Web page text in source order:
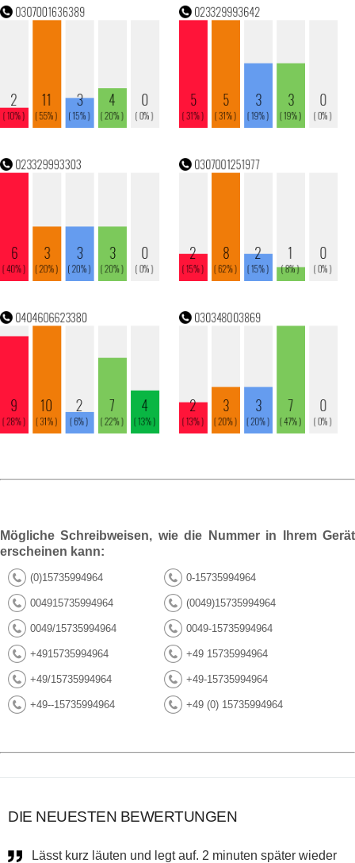
Mögliche Schreibweisen, wie die Nummer in Ihrem Gerät
erscheinen kann:
(0)15735994964 0-15735994964
004915735994964 (0049)15735994964
0049/15735994964 0049-15735994964
+4915735994964 +49 15735994964
+49/15735994964 +49-15735994964
+49--15735994964 +49 (0) 15735994964
DIE NEUESTEN BEWERTUNGEN
Lässt kurz läuten und legt auf. 2 minuten später wieder